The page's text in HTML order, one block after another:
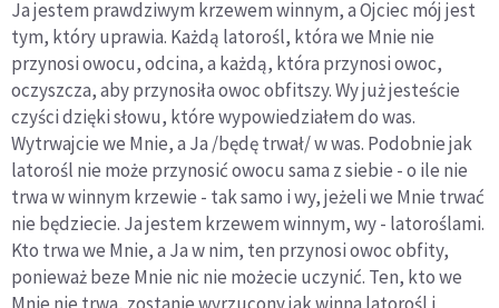
Ja jestem prawdziwym krzewem winnym, a Ojciec mój jest
tym, który uprawia. Każdą latorośl, która we Mnie nie
przynosi owocu, odcina, a każdą, która przynosi owoc,
oczyszcza, aby przynosiła owoc obfitszy. Wy już jesteście
czyści dzięki słowu, które wypowiedziałem do was.
Wytrwajcie we Mnie, a Ja /będę trwał/ w was. Podobnie jak
latorośl nie może przynosić owocu sama z siebie - o ile nie
trwa w winnym krzewie - tak samo i wy, jeżeli we Mnie trwać
nie będziecie. Ja jestem krzewem winnym, wy - latoroślami.
Kto trwa we Mnie, a Ja w nim, ten przynosi owoc obfity,
ponieważ beze Mnie nic nie możecie uczynić. Ten, kto we